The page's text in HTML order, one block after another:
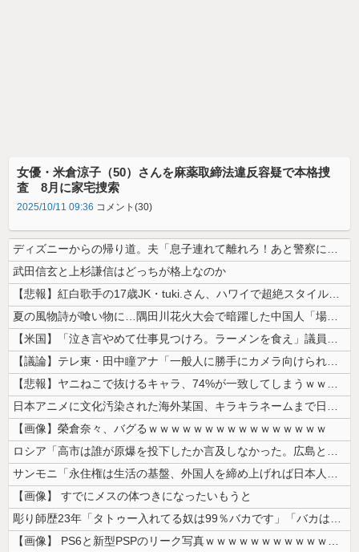
女優・米倉涼子（50）さんを麻薬取締法違反容疑で本格捜
査 8月に家宅捜索
2025/10/11 09:36 コメント(30)
ディズニーからの帰り道。夫「息子連れて離れろ！あと警察に通報！」私「助...
武田信玄と上杉謙信はどっちが格上なのか
【悲報】紅白歌手の17歳JK・tuki.さん、ハワイで超絶スタイルを晒...
夏の風物詩が喰い物に…隅田川花火大会で暗躍した中国人「場所取り転売ヤー...
【米国】「泣き言やめて仕事見つけろ。ラーメンを食え」議員らの投稿にバン...
【議論】テレ東・田中瞳アナ「一般人に勝手にカメラ向けられて恐怖を感じる...
【悲報】ヤニねこで抜けるキャラ、74%が一致してしまうｗｗｗｗｗ
日本アニメに文化汚染された海外某国、キラキラネームまで日本風の”あれ”...
【画像】榮倉奈々、バグるｗｗｗｗｗｗｗｗｗｗｗｗｗｗｗｗ
ロシア「高市は誰が原爆を投下したか言及しなかった。広島と長崎に落ちたの...
サンモニ「永住権は生活の基盤、外国人を締め上げれば日本人が生きやすくな...
【画像】 すでにメスの体つきになったいもうと
彫り師歴23年「タトゥー入れてる奴は99％バカです」「バカは5000円...
【画像】 PS6と新型PSPのリーク写真ｗｗｗｗｗｗｗｗｗｗｗｗｗｗｗ...